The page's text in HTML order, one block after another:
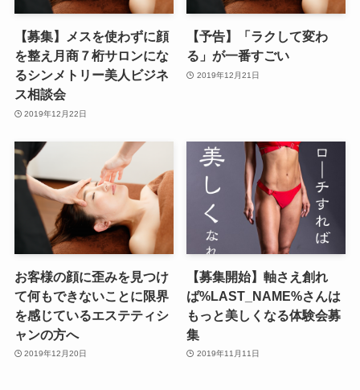
【募集】メスを使わずに顔
を整え月商７桁サロンにな
るシンメトリー美人ビジネ
ス相談会
2019年12月22日
【予告】「ラクして変わ
る」が一番すごい
2019年12月21日
お客様の顔に歪みを見つけ
て何もできないことに限界
を感じているエステティシ
ャンの方へ
2019年12月20日
【募集開始】軸さえ創れ
ば%LAST_NAME%さんは
もっと美しくなる体験会募
集
2019年11月11日